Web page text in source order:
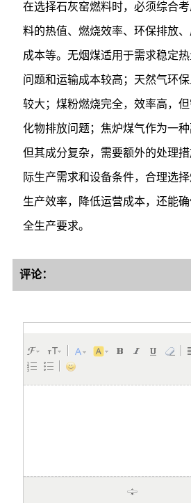
在选择石灰窑燃料时，必须综合
料的热值、燃烧效率、环保排放
成本等。无烟煤适用于需求稳定
问题和运输成本较高；天然气环
较大；煤粉燃烧完全，效率高，
化物排放问题；焦炉煤气作为一种
但其成分复杂，需要额外的处理
际生产需求和设备条件，合理选
生产效率，降低运营成本，还能
全生产要求。
评论：